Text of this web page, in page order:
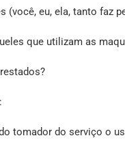
(você, eu, ela, tanto faz
que utilizam as
tomador do serviço o